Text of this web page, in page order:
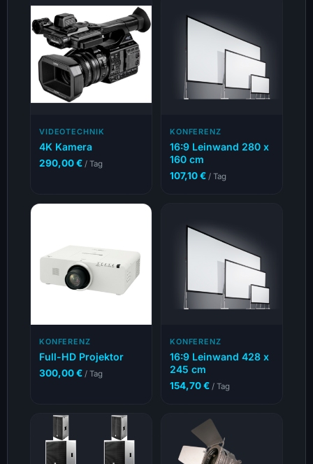
VIDEOTECHNIK
4K Kamera
290,00€ / Tag
KONFERENZ
16:9 Leinwand 280 x
160 cm
107,10€ / Tag
KONFERENZ
Full-HD Projektor
300,00€ / Tag
KONFERENZ
16:9 Leinwand 428 x
245 cm
154,70€ / Tag